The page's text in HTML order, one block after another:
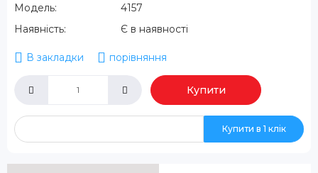
Модель:
4157
Наявність:
Є в наявності
В закладки порівняння
Купити
Купити в 1 клік